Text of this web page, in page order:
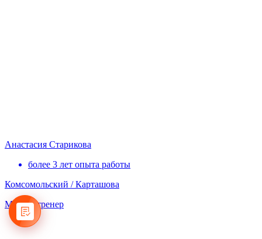
Анастасия Старикова
более 3 лет опыта работы
Комсомольский / Карташова
Мастер-тренер